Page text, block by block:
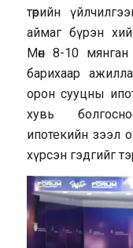
төрийн
аймаг бүрэн
Мөн 8-10 мянган
барихаар
орон сууцны
хувь
ипотекийн зээл
хүрсэн гэдгийг